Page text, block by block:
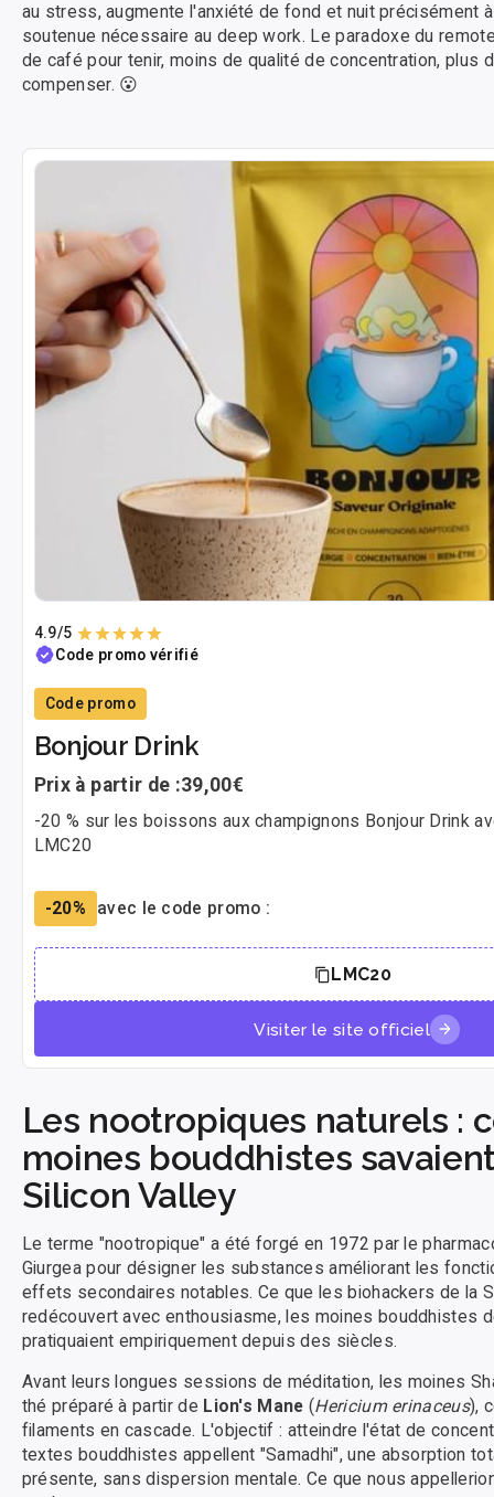
au stress, augmente l'anxiété de fond et nuit précisément
soutenue nécessaire au deep work. Le paradoxe du
de café pour tenir, moins de qualité de concentration, plus
compenser. 😮
4.9/5
Code promo vérifié
Code promo
Bonjour Drink
Prix à partir de :39,00€
-20 % sur les boissons aux champignons Bonjour Drink
LMC20
-20% avec le code promo :
LMC20
Visiter le site officiel
Les nootropiques naturels :
moines bouddhistes
Silicon Valley
Le terme "nootropique" a été forgé en 1972 par le
Giurgea pour désigner les substances améliorant les
effets secondaires notables. Ce que les biohackers de la
redécouvert avec enthousiasme, les moines bouddhistes
pratiquaient empiriquement depuis des siècles.
Avant leurs longues sessions de méditation, les moines
thé préparé à partir de Lion's Mane (Hericium erinaceus),
filaments en cascade. L'objectif : atteindre l'état de
textes bouddhistes appellent "Samadhi", une absorption
présente, sans dispersion mentale. Ce que nous